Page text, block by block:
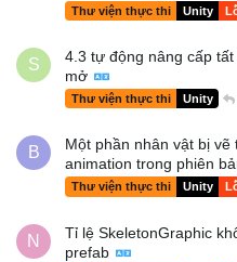
Thư viện thực thi Unity
S
4.3 tự động nâng cấp
mở
Thư viện thực thi Unity
B
Một phần nhân vật bị
animation trong phiên
Thư viện thực thi Unity
N
Tỉ lệ SkeletonGraphic
prefab